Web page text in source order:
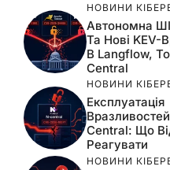
НОВИНИ
Автономна
Та Нові KEV-
В Langflow,
Central
НОВИНИ
Експлуатація
Central: Що
Реагувати
НОВИНИ